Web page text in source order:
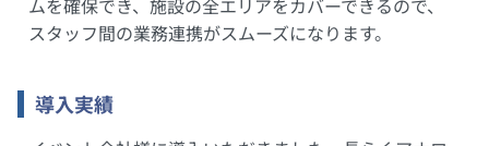
ムを確保でき、施設の全エリアをカバーできるので、
スタッフ間の業務連携がスムーズになります。
導入実績